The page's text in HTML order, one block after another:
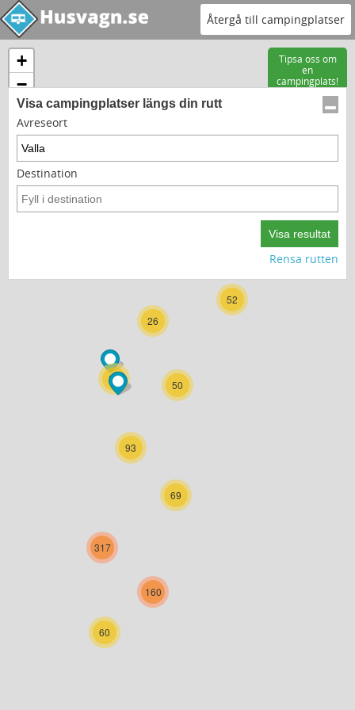
Återgå till campingplatser
56
26
9
50
52
69
93
60
160
317
+
−
Visa campingplatser längs din rutt
Avreseort
Destination
Rensa rutten
Tipsa oss om
en
campingplats!